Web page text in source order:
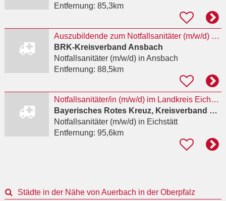
Entfernung: 85,3km
Auszubildende zum Notfallsanitäter (m/w/d) 2027
BRK-Kreisverband Ansbach
Notfallsanitäter (m/w/d)in Ansbach
Entfernung: 88,5km
Notfallsanitäter/in (m/w/d) im Landkreis Eichstätt beim BRK KV Eichstätt
Bayerisches Rotes Kreuz, Kreisverband Eichstätt
Notfallsanitäter (m/w/d)in Eichstätt
Entfernung: 95,6km
Städte in der Nähe von Auerbach in der Oberpfalz